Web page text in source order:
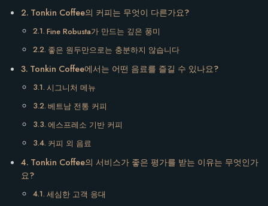
Tonkin Coffee의 커피는 무엇이 다른가요?
Fine Robusta가 만드는 깊은 풍미
좋은 원두만으로는 충분하지 않습니다
Tonkin Coffee에서는 어떤 음료를 즐길 수 있나요?
시그니처 메뉴
베트남 전통 커피
에스프레소 기반 커피
커피 외 음료
Tonkin Coffee의 서비스가 좋은 평가를 받는 이유는 무엇인가
요?
세심한 고객 응대